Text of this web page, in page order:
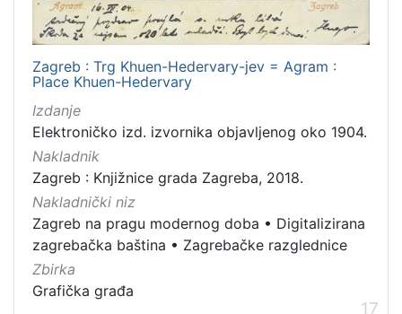
Zagreb : Trg Khuen-Hedervary-jev = Agram :
Place Khuen-Hedervary
Izdanje
Elektroničko izd. izvornika objavljenog oko 1904.
Nakladnik
Zagreb : Knjižnice grada Zagreba, 2018.
Nakladnički niz
Zagreb na pragu modernog doba • Digitalizirana
zagrebačka baština • Zagrebačke razglednice
Zbirka
Grafička građa
17